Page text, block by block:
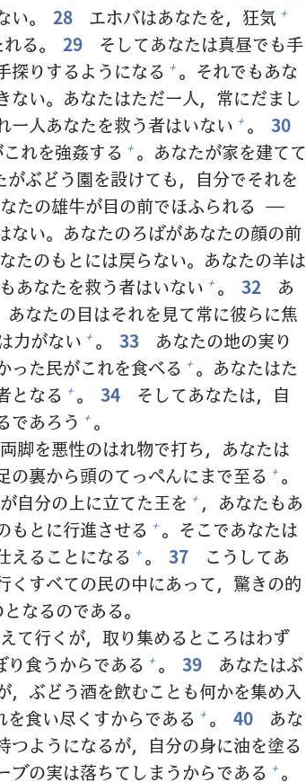
。
28 エホバはあなたを， 狂気 +
る。 29 そしてあなたは真昼でも手
探りするようになる + 。それでもあな
ない。あなたはただ一人， 常にだまし
一人あなたを救う者はいない + 。
30
れを強姦する + 。あなたが家を建てて
がぶどう園を設けても， 自分でそれを
たの雄牛が目の前でほふられる ―
ない。あなたのろばがあなたの顔の前
たのもとには戻らない。あなたの羊は
あなたを救う者はいない + 。 32
あ
あなたの目はそれを見て常に彼らに焦
力がない + 。 33 あなたの地の実り
った民がこれを食べる + 。あなたはた
となる + 。 34 そしてあなたは，
自
であろう + 。
両脚を悪性のはれ物で打ち，あなたは
の裏から頭のてっぺんにまで至る + 。
自分の上に立てた王を + ，あなたもあ
もとに行進させる + 。そこであなたは
えることになる + 。 37
こうしてあ
くすべての民の中にあって， 驚きの的
なるのである。
えて行くが， 取り集めるところはわず
り食うからである + 。 39
あなたはぶ
，ぶどう酒を飲むことも何かを集め入
を食い尽くすからである + 。 40
あな
つようになるが， 自分の身に油を塗る
ブの実は落ちてしまうからである + 。